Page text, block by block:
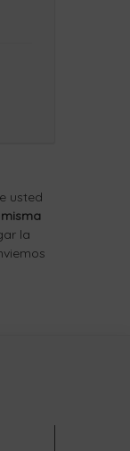
usted
la